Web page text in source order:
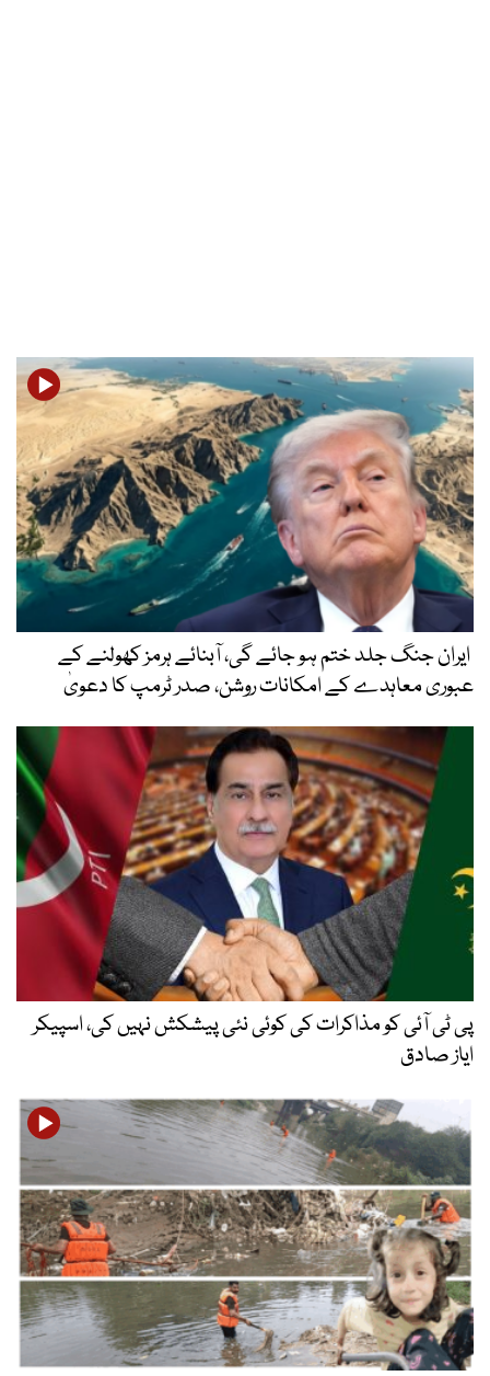
ایران جنگ جلد ختم ہو جائے گی، آبنائے ہرمز کھولنے کے
عبوری معاہدے کے امکانات روشن، صدر ٹرمپ کا دعویٰ
پی ٹی آئی کو مذاکرات کی کوئی نئی پیشکش نہیں کی، اسپیکر
ایاز صادق